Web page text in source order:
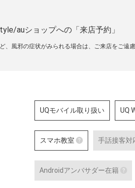
auショップへの「来店予約」
、風邪の症状がみられる場合は、ご来店をご遠慮
UQモバイル取り扱い UQ
スマホ教室
スマートフォ
している店舗で
手話接客対
Androidアンバサダー在籍